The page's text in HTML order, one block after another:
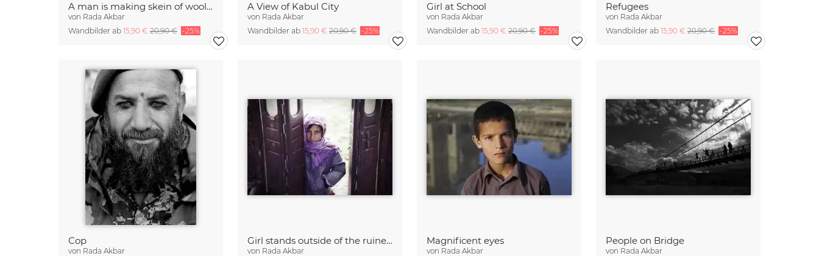
A man is making skein of wool fibers in a local market
von Rada Akbar
Wandbilder ab 15,90 € 20,90 € -25%
A View of Kabul City
von Rada Akbar
Wandbilder ab 15,90 € 20,90 € -25%
Girl at School
von Rada Akbar
Wandbilder ab 15,90 € 20,90 € -25%
Refugees
von Rada Akbar
Wandbilder ab 15,90 € 20,90 € -25%
Cop
von Rada Akbar
Girl stands outside of the ruined bus
von Rada Akbar
Magnificent eyes
von Rada Akbar
People on Bridge
von Rada Akbar